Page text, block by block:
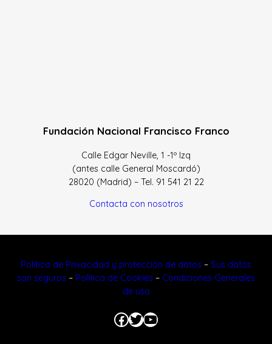
Fundación Nacional Francisco Franco
Calle Edgar Neville, 1 -1º Izq
(antes calle General Moscardó)
28020 (Madrid) – Tel. 91 541 21 22
Contacta con nosotros
Política de Privacidad y protección de datos – Sus datos
son seguros – Política de Cookies – Condiciones Generales
de uso
Facebook
Twitter
YouTube